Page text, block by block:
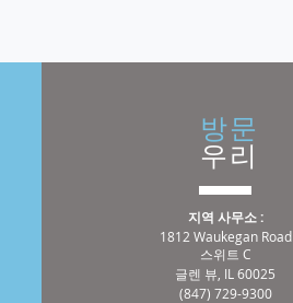
방문
우리
지역 사무소 :
1812 Waukegan Road
스위트 C
글렌 뷰, IL 60025
(847) 729-9300